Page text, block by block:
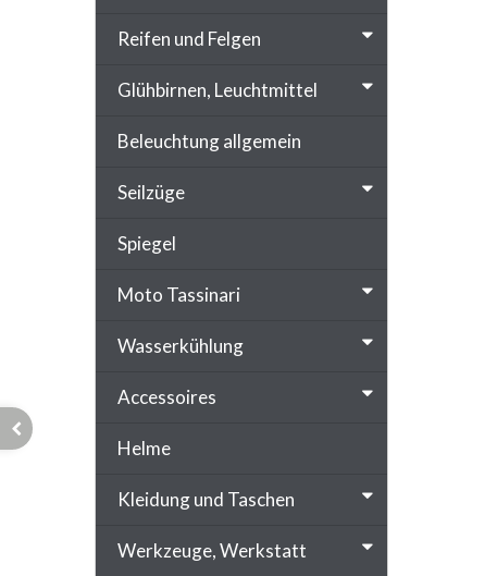
Reifen und Felgen
Glühbirnen, Leuchtmittel
Beleuchtung allgemein
Seilzüge
Spiegel
Moto Tassinari
Wasserkühlung
Accessoires
Helme
Kleidung und Taschen
Werkzeuge, Werkstatt